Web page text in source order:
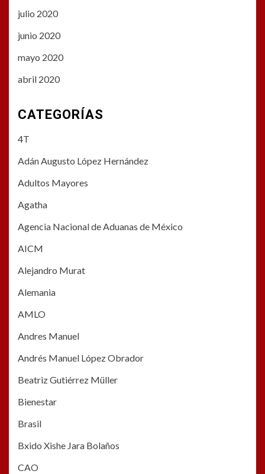
julio 2020
junio 2020
mayo 2020
abril 2020
CATEGORÍAS
4T
Adán Augusto López Hernández
Adultos Mayores
Agatha
Agencia Nacional de Aduanas de México
AICM
Alejandro Murat
Alemania
AMLO
Andres Manuel
Andrés Manuel López Obrador
Beatriz Gutiérrez Müller
Bienestar
Brasil
Bxido Xishe Jara Bolaños
CAO